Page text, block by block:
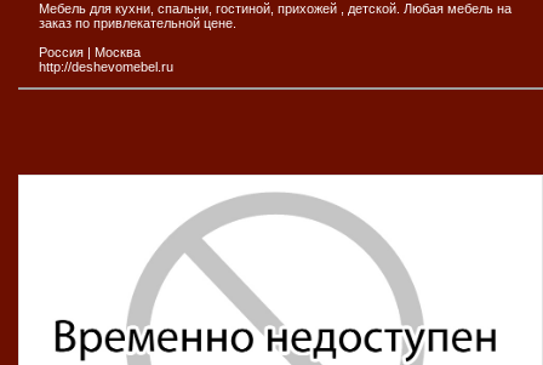
Мебель для кухни, спальни, гостиной, прихожей , детской. Любая мебель на
заказ по привлекательной цене.
Россия | Москва
http://deshevomebel.ru